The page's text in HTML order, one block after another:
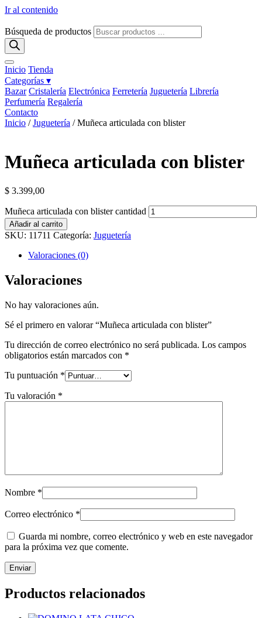
Ir al contenido
Búsqueda de productos
Inicio Tienda
Categorías ▾
Bazar Cristalería Electrónica Ferretería Juguetería Librería
Perfumería Regalería
Contacto
Inicio /Juguetería / Muñeca articulada con blister
Muñeca articulada con blister
$ 3.399,00
Muñeca articulada con blister cantidad
Añadir al carrito
SKU: 11711 Categoría: Juguetería
Valoraciones (0)
Valoraciones
No hay valoraciones aún.
Sé el primero en valorar “Muñeca articulada con blister”
Tu dirección de correo electrónico no será publicada. Los campos
obligatorios están marcados con *
Tu puntuación *
Tu valoración *
Nombre *
Correo electrónico *
Guarda mi nombre, correo electrónico y web en este navegador
para la próxima vez que comente.
Productos relacionados